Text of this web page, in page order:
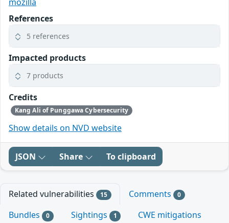
References
5 references
Impacted products
7 products
Credits
Kang Ali of Punggawa Cybersecurity
Show details on NVD website
JSON Share To clipboard
Related vulnerabilities 15 Comments 0
Bundles 0 Sightings 1
CWE mitigations